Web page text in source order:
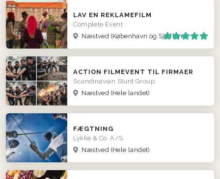
LAV EN REKLAMEFILM
Complete Event
Næstved (København og Sjælland)
ACTION FILMEVENT TIL FIRMAER
Scandinavian Stunt Group
Næstved (Hele landet)
FÆGTNING
Lykke & Co. A/S
Næstved (Hele landet)